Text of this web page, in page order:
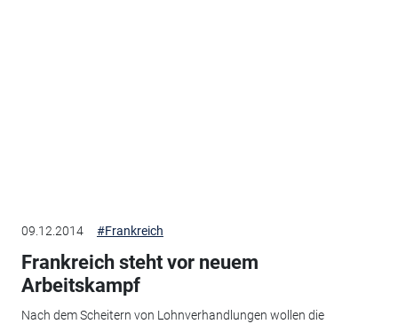
09.12.2014 #Frankreich
Frankreich steht vor neuem
Arbeitskampf
Nach dem Scheitern von Lohnverhandlungen wollen die